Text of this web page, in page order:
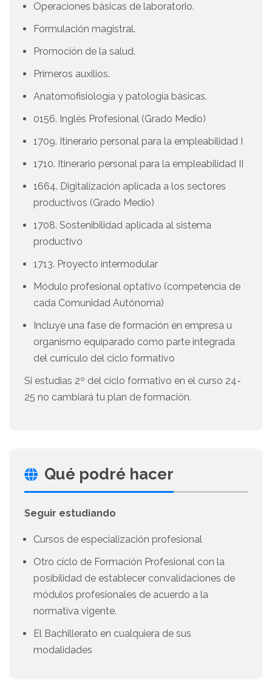
Operaciones básicas de laboratorio.
Formulación magistral.
Promoción de la salud.
Primeros auxilios.
Anatomofisiología y patología básicas.
0156. Inglés Profesional (Grado Medio)
1709. Itinerario personal para la empleabilidad I
1710. Itinerario personal para la empleabilidad II
1664. Digitalización aplicada a los sectores
productivos (Grado Medio)
1708. Sostenibilidad aplicada al sistema
productivo
1713. Proyecto intermodular
Módulo profesional optativo (competencia de
cada Comunidad Autónoma)
Incluye una fase de formación en empresa u
organismo equiparado como parte integrada
del currículo del ciclo formativo
Si estudias 2º del ciclo formativo en el curso 24-
25 no cambiará tu plan de formación.
Qué podré hacer
Seguir estudiando
Cursos de especialización profesional
Otro ciclo de Formación Profesional con la
posibilidad de establecer convalidaciones de
módulos profesionales de acuerdo a la
normativa vigente.
El Bachillerato en cualquiera de sus
modalidades